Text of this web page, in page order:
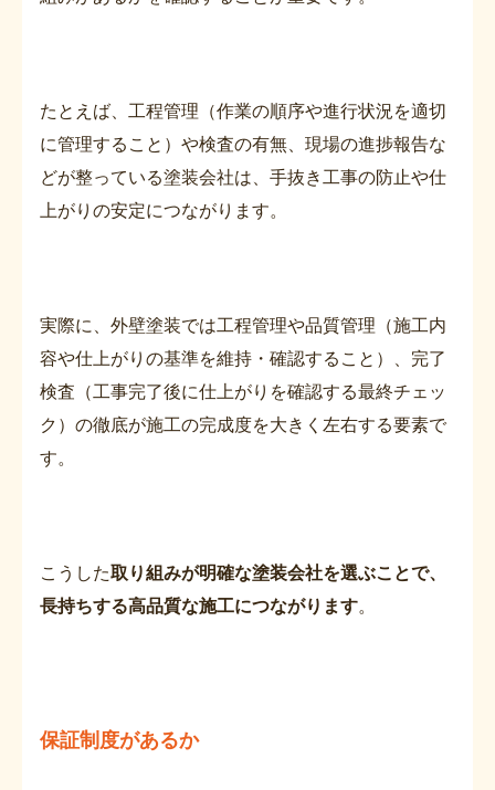
たとえば、工程管理（作業の順序や進行状況を適切
に管理すること）や検査の有無、現場の進捗報告な
どが整っている塗装会社は、手抜き工事の防止や仕
上がりの安定につながります。
実際に、外壁塗装では工程管理や品質管理（施工内
容や仕上がりの基準を維持・確認すること）、完了
検査（工事完了後に仕上がりを確認する最終チェッ
ク）の徹底が施工の完成度を大きく左右する要素で
す。
こうした取り組みが明確な塗装会社を選ぶことで、
長持ちする高品質な施工につながります。
保証制度があるか